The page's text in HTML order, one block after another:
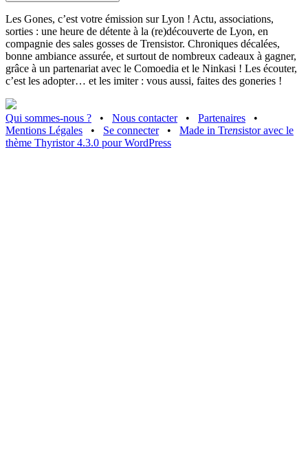
Les Gones, c’est votre émission sur Lyon ! Actu, associations,
sorties : une heure de détente à la (re)découverte de Lyon, en
compagnie des sales gosses de Trensistor. Chroniques décalées,
bonne ambiance assurée, et surtout de nombreux cadeaux à gagner,
grâce à un partenariat avec le Comoedia et le Ninkasi ! Les écouter,
c’est les adopter… et les imiter : vous aussi, faites des goneries !
Qui sommes-nous ? • Nous contacter • Partenaires
•
Mentions Légales
• Se connecter • Made in Trensistor avec le
thème Thyristor 4.3.0 pour WordPress